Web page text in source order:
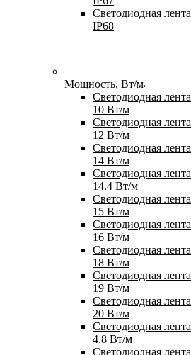
Светодиодная лента
IP68
Мощность, Вт/м
Светодиодная лента
10 Вт/м
Светодиодная лента
12 Вт/м
Светодиодная лента
14 Вт/м
Светодиодная лента
14.4 Вт/м
Светодиодная лента
15 Вт/м
Светодиодная лента
16 Вт/м
Светодиодная лента
18 Вт/м
Светодиодная лента
19 Вт/м
Светодиодная лента
20 Вт/м
Светодиодная лента
4.8 Вт/м
Светодиодная лента